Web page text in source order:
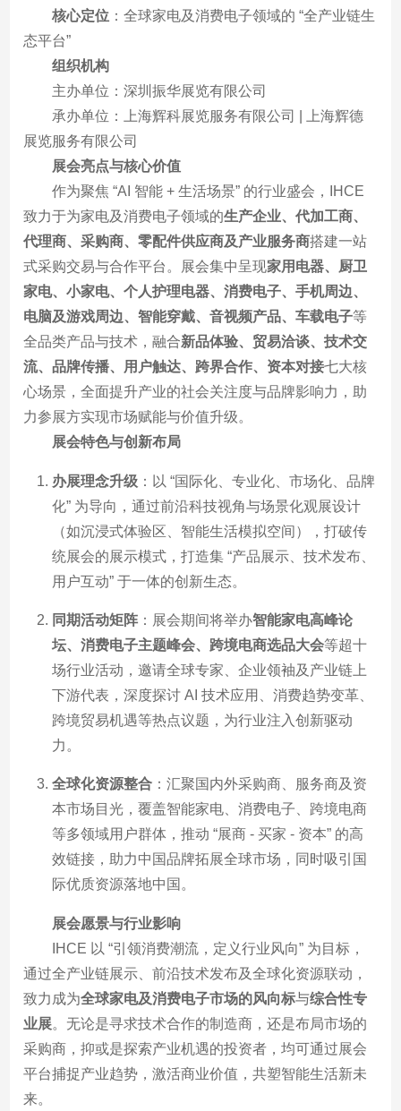
核心定位 ：全球家电及消费电子领域的 “全产业链生
态平台”
组织机构
主办单位：深圳振华展览有限公司
承办单位：上海辉科展览服务有限公司 | 上海辉德
展览服务有限公司
展会亮点与核心价值
作为聚焦 “AI 智能 + 生活场景” 的行业盛会，IHCE
致力于为家电及消费电子领域的生产企业、代加工商、
代理商、采购商、零配件供应商及产业服务商搭建一站
式采购交易与合作平台。展会集中呈现家用电器、厨卫
家电、小家电、个人护理电器、消费电子、手机周边、
电脑及游戏周边、智能穿戴、音视频产品、车载电子等
全品类产品与技术，融合新品体验、贸易洽谈、技术交
流、品牌传播、用户触达、跨界合作、资本对接七大核
心场景，全面提升产业的社会关注度与品牌影响力，助
力参展方实现市场赋能与价值升级。
展会特色与创新布局
办展理念升级 ：以 “国际化、专业化、市场化、品牌
化” 为导向，通过前沿科技视角与场景化观展设计
（如沉浸式体验区、智能生活模拟空间），打破传
统展会的展示模式，打造集 “产品展示、技术发布、
用户互动” 于一体的创新生态。
同期活动矩阵 ：展会期间将举办智能家电高峰论
坛、消费电子主题峰会、跨境电商选品大会等超十
场行业活动，邀请全球专家、企业领袖及产业链上
下游代表，深度探讨 AI 技术应用、消费趋势变革、
跨境贸易机遇等热点议题，为行业注入创新驱动
力。
全球化资源整合 ：汇聚国内外采购商、服务商及资
本市场目光，覆盖智能家电、消费电子、跨境电商
等多领域用户群体，推动 “展商 - 买家 - 资本” 的高
效链接，助力中国品牌拓展全球市场，同时吸引国
际优质资源落地中国。
展会愿景与行业影响
IHCE 以 “引领消费潮流，定义行业风向” 为目标，
通过全产业链展示、前沿技术发布及全球化资源联动，
致力成为全球家电及消费电子市场的风向标与综合性专
业展。无论是寻求技术合作的制造商，还是布局市场的
采购商，抑或是探索产业机遇的投资者，均可通过展会
平台捕捉产业趋势，激活商业价值，共塑智能生活新未
来。